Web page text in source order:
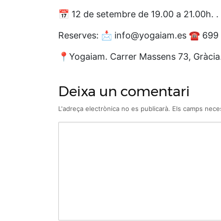
📅 12 de setembre de 19.00 a 21.00h.
Reserves: 📩 info@yogaiam.es ☎️
📍Yogaiam. Carrer Massens 73,
Deixa un comentari
L'adreça electrònica no es publicarà. Els camps